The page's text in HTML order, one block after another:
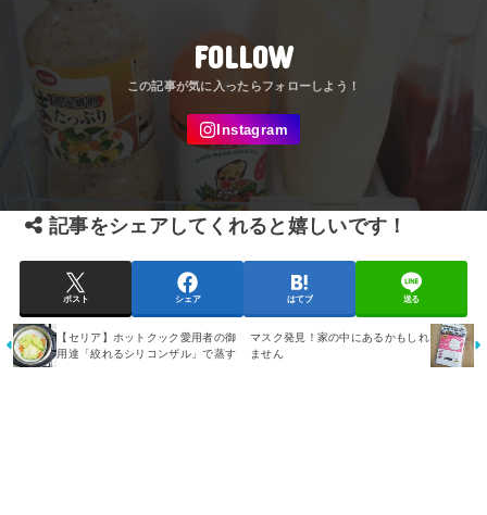
FOLLOW
記事をシェアしてくれると嬉しいです！
ポスト シェア はてブ 送る
【セリア】ホットクック愛用者の御
用達「絞れるシリコンザル」で蒸す
マスク発見！家の中にあるかもしれ
ません